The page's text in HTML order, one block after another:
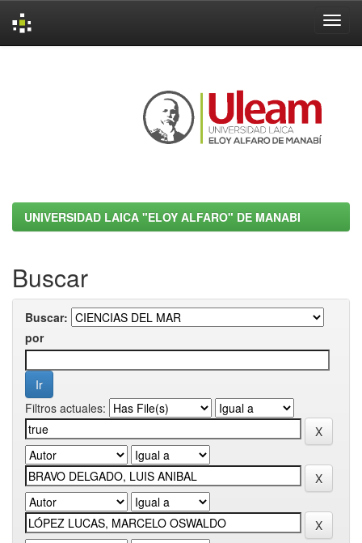
UNIVERSIDAD LAICA "ELOY ALFARO" DE MANABI
Buscar
Buscar:
por
Filtros actuales: